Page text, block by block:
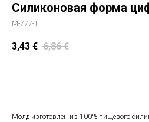
Силиконовая форма
M-777-1
3,43 € 6,86 €
Молд изготовлен из 100% пищевого